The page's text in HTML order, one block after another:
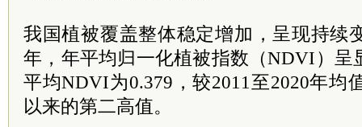
我国植被覆盖整体稳定增加，呈现持续
年，年平均归一化植被指数（NDVI）呈
平均NDVI为0.379，较2011至2020年均
以来的第二高值。